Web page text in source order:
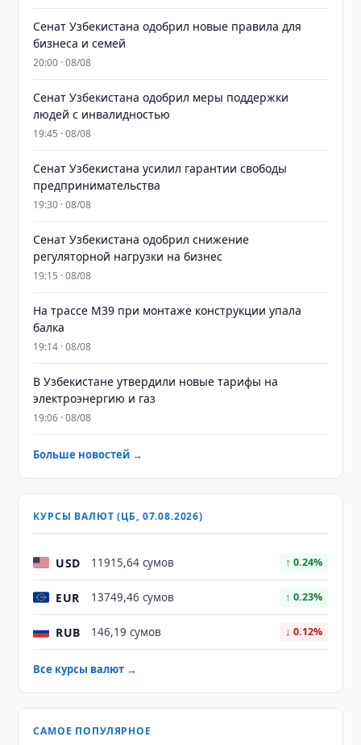
Сенат Узбекистана одобрил новые правила для
бизнеса и семей
20:00 · 08/08
Сенат Узбекистана одобрил меры поддержки
людей с инвалидностью
19:45 · 08/08
Сенат Узбекистана усилил гарантии свободы
предпринимательства
19:30 · 08/08
Сенат Узбекистана одобрил снижение
регуляторной нагрузки на бизнес
19:15 · 08/08
На трассе M39 при монтаже конструкции упала
балка
19:14 · 08/08
В Узбекистане утвердили новые тарифы на
электроэнергию и газ
19:06 · 08/08
Больше новостей →
КУРСЫ ВАЛЮТ (ЦБ, 07.08.2026)
USD 11915,64 сумов ↑ 0.24%
EUR 13749,46 сумов ↑ 0.23%
RUB 146,19 сумов ↓ 0.12%
Все курсы валют →
САМОЕ ПОПУЛЯРНОЕ